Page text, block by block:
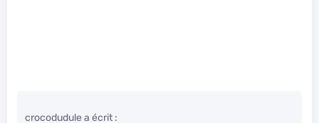
crocodudule a écrit :